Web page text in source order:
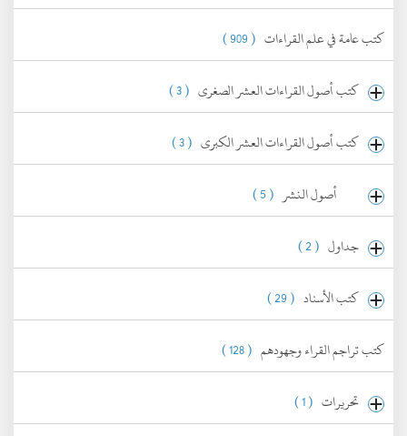
كتب عامة في علم القراءات ( 909 )
كتب أصول القراءات العشر الصغرى ( 3 )
كتب أصول القراءات العشر الكبرى ( 3 )
أصول النشر ( 5 )
جداول ( 2 )
كتب الأسناد ( 29 )
كتب تراجم القراء وجهودهم ( 128 )
تحريرات ( 1 )